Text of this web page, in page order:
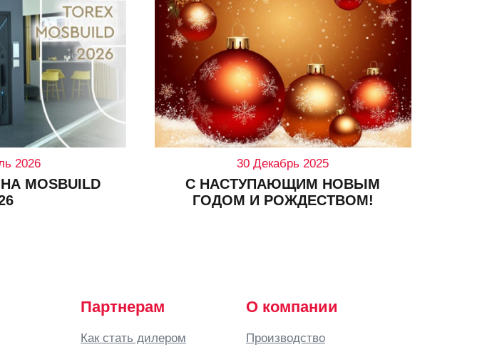
2026
MOSBUILD
30 Декабрь 2025
С НАСТУПАЮЩИМ НОВЫМ
ГОДОМ И РОЖДЕСТВОМ!
Партнерам
Как стать дилером
О компании
Производство